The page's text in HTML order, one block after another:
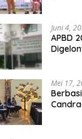
01
Juni 4,
APBD
Mei 17,